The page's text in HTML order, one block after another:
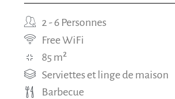
2 - 6 Personnes
Free WiFi
85 m²
Serviettes et linge de maison
Barbecue